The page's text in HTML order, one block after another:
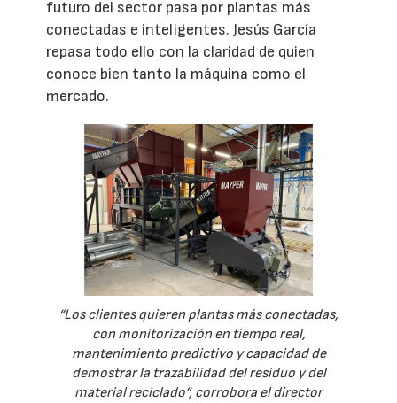
futuro del sector pasa por plantas más
conectadas e inteligentes. Jesús García
repasa todo ello con la claridad de quien
conoce bien tanto la máquina como el
mercado.
“Los clientes quieren plantas más conectadas,
con monitorización en tiempo real,
mantenimiento predictivo y capacidad de
demostrar la trazabilidad del residuo y del
material reciclado”, corrobora el director